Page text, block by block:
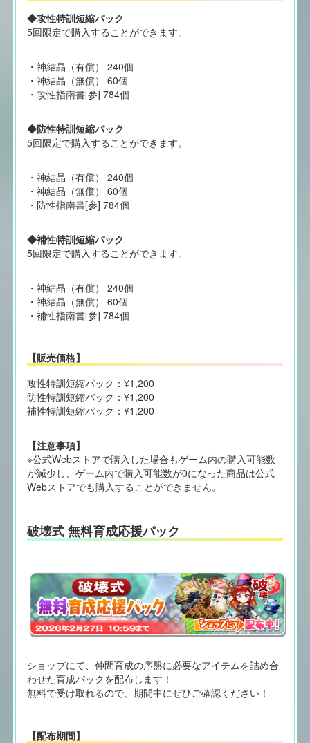
◆攻性特訓短縮パック
5回限定で購入することができます。
・神結晶（有償） 240個
・神結晶（無償） 60個
・攻性指南書[参] 784個
◆防性特訓短縮パック
5回限定で購入することができます。
・神結晶（有償） 240個
・神結晶（無償） 60個
・防性指南書[参] 784個
◆補性特訓短縮パック
5回限定で購入することができます。
・神結晶（有償） 240個
・神結晶（無償） 60個
・補性指南書[参] 784個
【販売価格】
攻性特訓短縮パック：¥1,200
防性特訓短縮パック：¥1,200
補性特訓短縮パック：¥1,200
【注意事項】
※公式Webストアで購入した場合もゲーム内の購入可能数
が減少し、ゲーム内で購入可能数が0になった商品は公式
Webストアでも購入することができません。
破壊式 無料育成応援パック
ショップにて、仲間育成の序盤に必要なアイテムを詰め合
わせた育成パックを配布します！
無料で受け取れるので、期間中にぜひご確認ください！
【配布期間】